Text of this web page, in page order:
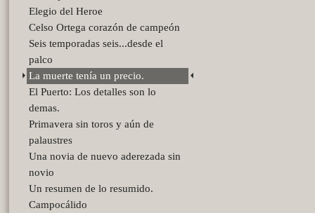
Elegio del Heroe
Celso Ortega corazón de campeón
Seis temporadas seis...desde el
palco
La muerte tenía un precio.
El Puerto: Los detalles son lo
demas.
Primavera sin toros y aún de
palaustres
Una novia de nuevo aderezada sin
novio
Un resumen de lo resumido.
Campocálido